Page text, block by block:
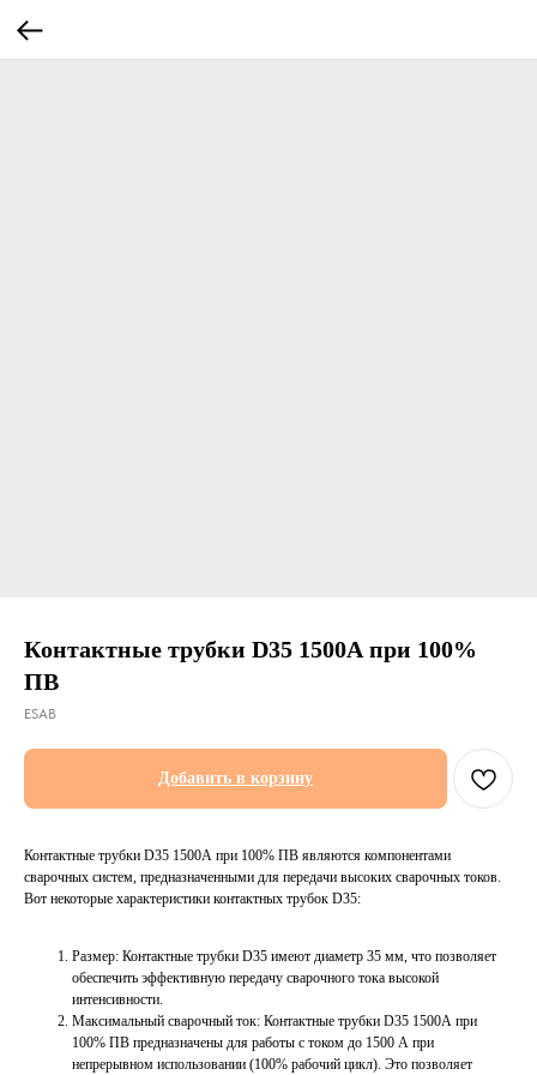
Контактные трубки D35 1500А при 100%
ПВ
ESAB
Добавить в корзину
Контактные трубки D35 1500А при 100% ПВ являются компонентами
сварочных систем, предназначенными для передачи высоких сварочных токов.
Вот некоторые характеристики контактных трубок D35:
Размер: Контактные трубки D35 имеют диаметр 35 мм, что позволяет
обеспечить эффективную передачу сварочного тока высокой
интенсивности.
Максимальный сварочный ток: Контактные трубки D35 1500А при
100% ПВ предназначены для работы с током до 1500 А при
непрерывном использовании (100% рабочий цикл). Это позволяет